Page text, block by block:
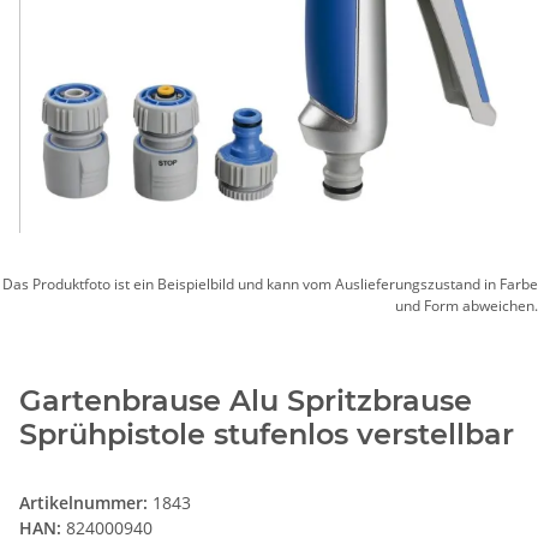
Das Produktfoto ist ein Beispielbild und kann vom Auslieferungszustand in Farbe
und Form abweichen.
Gartenbrause Alu Spritzbrause
Sprühpistole stufenlos verstellbar
Artikelnummer: 1843
HAN: 824000940